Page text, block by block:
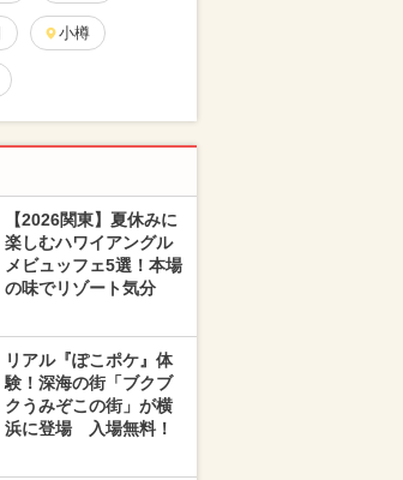
小樽
【2026関東】夏休みに
楽しむハワイアングル
メビュッフェ5選！本場
の味でリゾート気分
リアル『ぽこポケ』体
験！深海の街「ブクブ
クうみぞこの街」が横
浜に登場 入場無料！